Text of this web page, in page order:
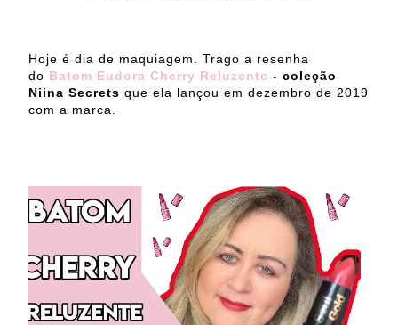
Hoje é dia de maquiagem. Trago a resenha
do Batom Eudora Cherry Reluzente - coleção
Niina Secrets que ela lançou em dezembro de 2019
com a marca.